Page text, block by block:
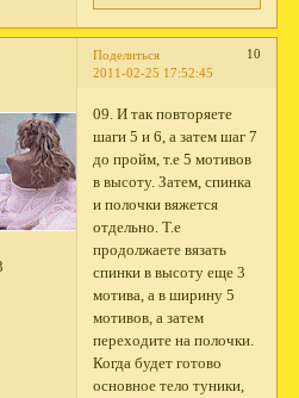
Поделиться
10
2011-02-25 17:52:45
09. И так повторяете
шаги 5 и 6, а затем шаг 7
до пройм, т.е 5 мотивов
в высоту. Затем, спинка
и полочки вяжется
отдельно. Т.е
продолжаете вязать
спинки в высоту еще 3
мотива, а в ширину 5
мотивов, а затем
переходите на полочки.
Когда будет готово
основное тело туники,